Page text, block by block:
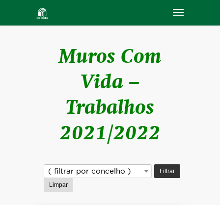
Muros Com
Vida –
Trabalhos
2021/2022
( filtrar por concelho ) Filtrar
Limpar